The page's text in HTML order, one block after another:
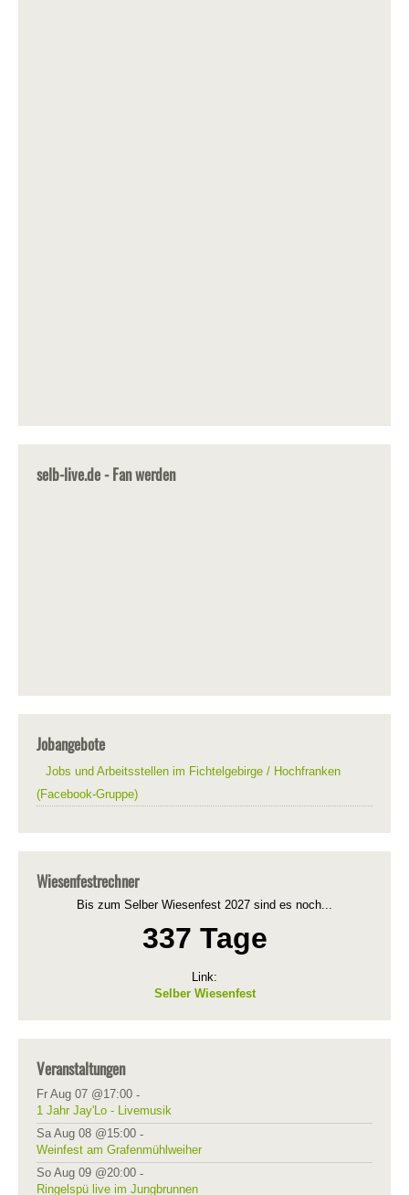
selb-live.de - Fan werden
Jobangebote
Jobs und Arbeitsstellen im Fichtelgebirge / Hochfranken
(Facebook-Gruppe)
Wiesenfestrechner
Bis zum Selber Wiesenfest 2027 sind es noch...
337 Tage
Link:
Selber Wiesenfest
Veranstaltungen
Fr Aug 07 @17:00 -
1 Jahr Jay'Lo - Livemusik
Sa Aug 08 @15:00 -
Weinfest am Grafenmühlweiher
So Aug 09 @20:00 -
Ringelspü live im Jungbrunnen